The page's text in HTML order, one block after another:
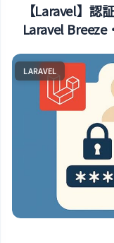
【Laravel】認
Laravel
LARAVEL